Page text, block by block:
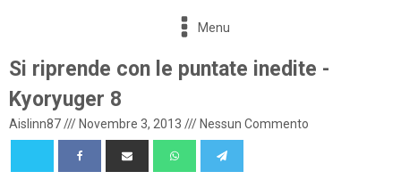
Menu
Si riprende con le puntate inedite -
Kyoryuger 8
Aislinn87/// Novembre 3, 2013 /// Nessun Commento